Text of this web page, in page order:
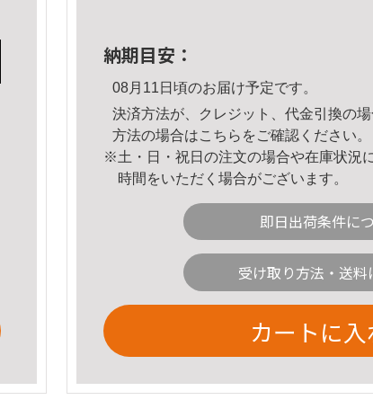
納期目安：
08月11日頃のお届け予定です。
決済方法が、クレジット、代金引換の
方法の場合はこちら をご確認ください。
※土・日・祝日の注文の場合や在庫状況
時間をいただく場合がございます。
即日出荷条件に
受け取り方法・送料
カートに入